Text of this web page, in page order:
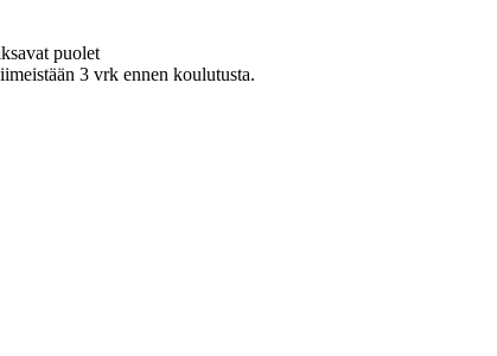
puolet
3 vrk ennen koulutusta.